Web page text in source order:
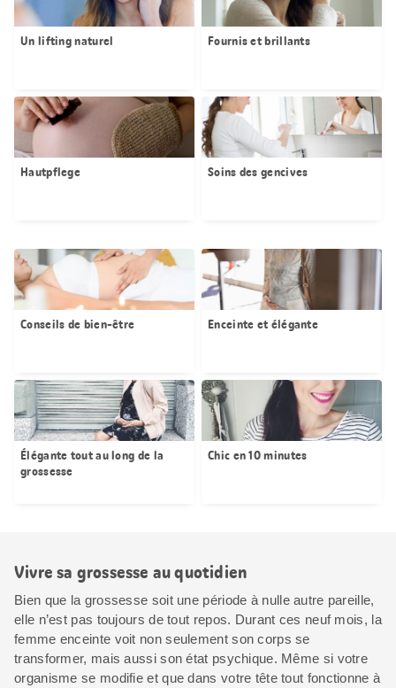
Un lifting naturel Fournis et brillants
Hautpflege Soins des gencives
Conseils de bien-être Enceinte et élégante
Élégante tout au long de la
grossesse
Chic en 10 minutes
Vivre sa grossesse au quotidien
Bien que la grossesse soit une période à nulle autre pareille,
elle n’est pas toujours de tout repos. Durant ces neuf mois, la
femme enceinte voit non seulement son corps se
transformer, mais aussi son état psychique. Même si votre
organisme se modifie et que dans votre tête tout fonctionne à